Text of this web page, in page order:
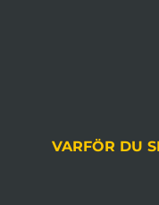
VARFÖR DU